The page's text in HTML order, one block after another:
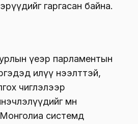
гаргасан байна.
үеэр парламентын
илүү нээлттэй,
чиглэлээр
мөн
системд